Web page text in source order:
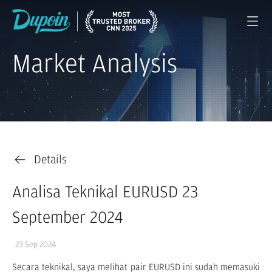
Market Analysis
Details
Analisa Teknikal EURUSD 23
September 2024
23 Sep 2024
Secara teknikal, saya melihat pair EURUSD ini sudah memasuki